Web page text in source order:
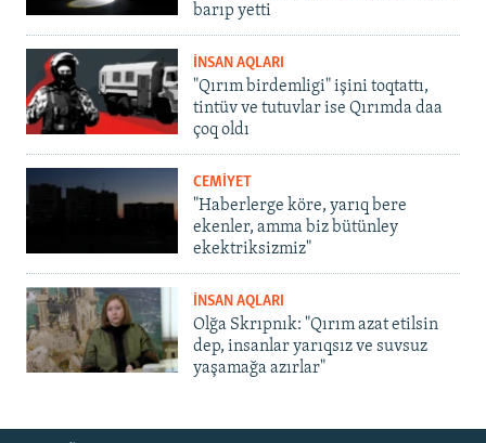
barıp yetti
İNSAN AQLARI
"Qırım birdemligi" işini toqtattı,
tintüv ve tutuvlar ise Qırımda daa
çoq oldı
CEMİYET
"Haberlerge köre, yarıq bere
ekenler, amma biz bütünley
ekektriksizmiz"
İNSAN AQLARI
Olğa Skrıpnık: "Qırım azat etilsin
dep, insanlar yarıqsız ve suvsuz
yaşamağa azırlar"